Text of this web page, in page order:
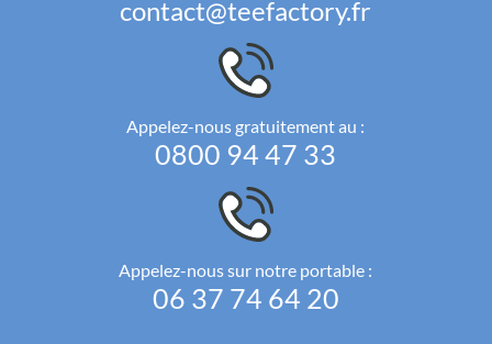
contact@teefactory.fr
Appelez-nous gratuitement au :
0800 94 47 33
Appelez-nous sur notre portable :
06 37 74 64 20